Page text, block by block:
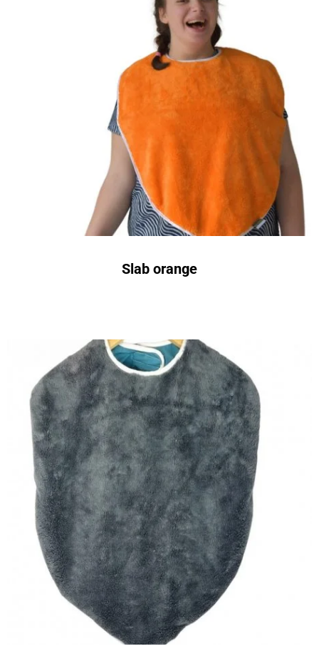
Slab orange